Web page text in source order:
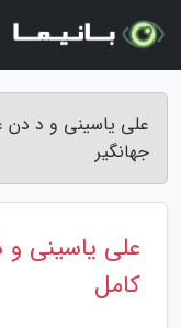
علی یاسینی و د
جهانگیر
علی یاسینی
کامل